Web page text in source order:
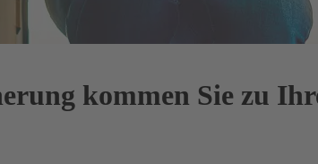
kommen Sie zu